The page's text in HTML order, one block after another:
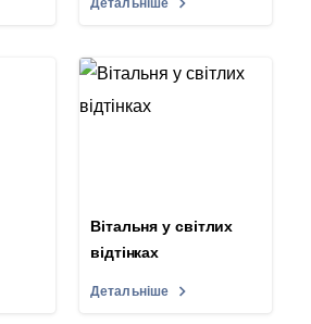
Детальніше
Вітальня у світлих
відтінках
Детальніше